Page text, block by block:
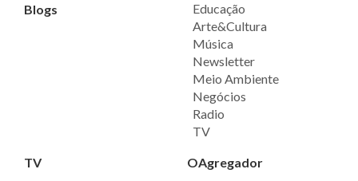
Blogs
Educação
Arte&Cultura
Música
Newsletter
Meio Ambiente
Negócios
Radio
TV
TV
OAgregador